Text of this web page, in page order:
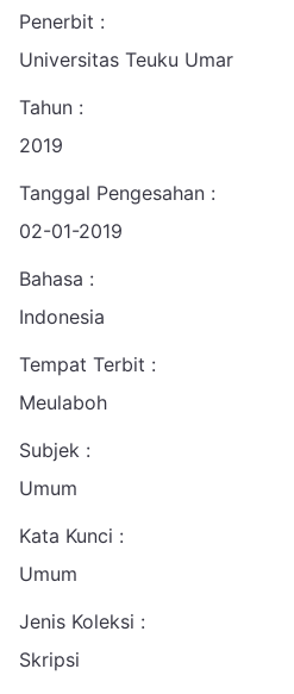
Penerbit :
Universitas Teuku Umar
Tahun :
2019
Tanggal Pengesahan :
02-01-2019
Bahasa :
Indonesia
Tempat Terbit :
Meulaboh
Subjek :
Umum
Kata Kunci :
Umum
Jenis Koleksi :
Skripsi